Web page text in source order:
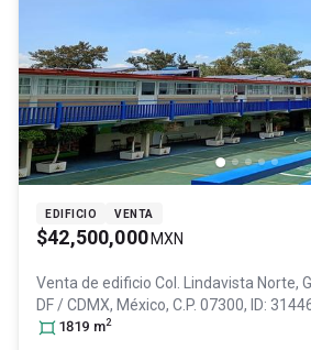
EDIFICIO VENTA
$42,500,000 MXN
Venta de edificio Col. Lindavista Norte,
DF / CDMX, México, C.P. 07300, ID:
1819 m2